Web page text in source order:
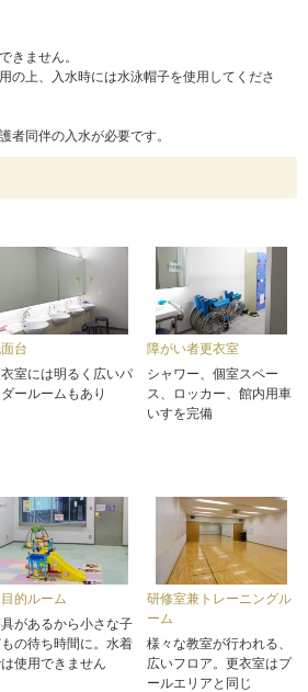
きません。
の上、入水時には水泳帽子を使用してくださ
同伴の入水が必要です。
台
室には明るく広いパ
ールームもあり
障がい者更衣室
シャワー、個室スペー
ス、ロッカー、館内用車
いすを完備
的ルーム
があるから小さな子
もの待ち時間に。水着
使用できません
研修室兼トレーニングル
ーム
様々な教室が行われる、
広いフロア。更衣室はプ
ールエリアと同じ